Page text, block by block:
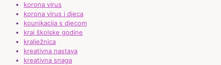
korona virus
korona virus i djeca
kounikacija s djecom
kraj školske godine
kralježnica
kreativna nastava
kreativna snaga